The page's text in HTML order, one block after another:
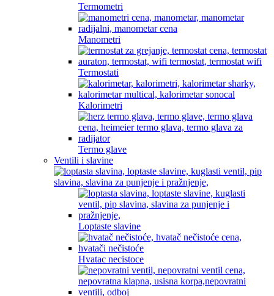
Termometri
Manometri
Termostati
Kalorimetri
Termo glave
Ventili i slavine
Loptaste slavine
Hvatac necistoce